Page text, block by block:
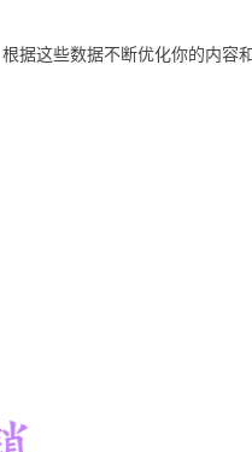
据这些数据不断优化你的内容